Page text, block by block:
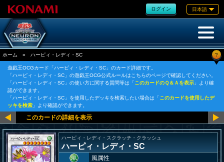
ログイン 日本語
ホーム » ハーピィ・レディ・SC ?
遊戯王OCGカード「ハーピィ・レディ・SC」のカード詳細です。
「ハーピィ・レディ・SC」の遊戯王OCG公式ルールはこちらのページで確認してください。
「ハーピィ・レディ・SC」の使い方に関する質問等は「このカードのＱ＆Ａを表示 」より確
認ができます。
「ハーピィ・レディ・SC」を使用したデッキを検索したい場合は「このカードを使用したデ
ッキを検索 」より確認ができます。
ハーピィ・レディ・スクラッチ・クラッシュ
ハーピィ・レディ・SC
風属性